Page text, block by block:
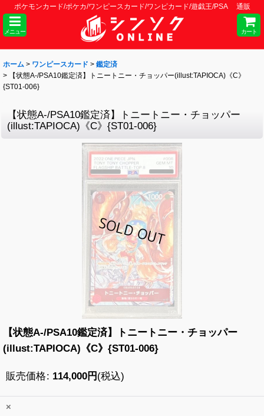
ポケモンカード/ポケカ/ワンピースカード/ワンピカード/遊戯王/PSA 通販
メニュー カート
ホーム > ワンピースカード > 鑑定済
>
【状態A-/PSA10鑑定済】トニートニー・チョッパー(illust:TAPIOCA)《C》
{ST01-006}
【状態A-/PSA10鑑定済】トニートニー・チョッパー
(illust:TAPIOCA)《C》{ST01-006}
【状態A-/PSA10鑑定済】トニートニー・チョッパー
(illust:TAPIOCA)《C》{ST01-006}
販売価格: 114,000円 (税込)
×